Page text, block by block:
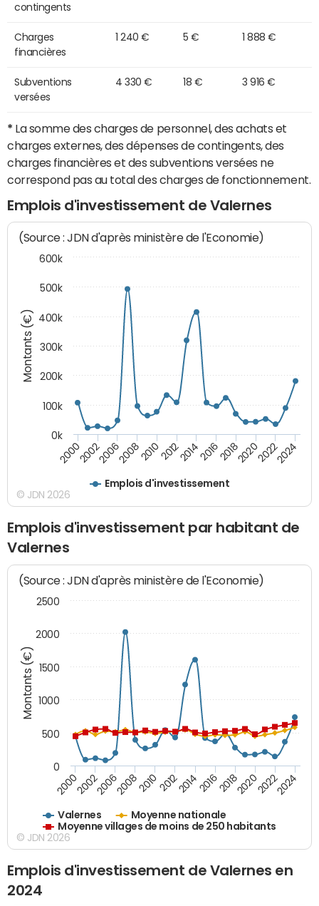
contingents
Charges
financières
1 240 € 5 € 1 888 €
Subventions
versées
4 330 € 18 € 3 916 €
* La somme des charges de personnel, des achats et
charges externes, des dépenses de contingents, des
charges financières et des subventions versées ne
correspond pas au total des charges de fonctionnement.
Emplois d'investissement de Valernes
Montants (€)
(Source : JDN d'après ministère de l'Economie)
Emplois d'investissement
200020022006200820102012201420162018202020222024
0k
100k
200k
300k
400k
500k
600k
© JDN 2026
Emplois d'investissement par habitant de
Valernes
Montants (€)
(Source : JDN d'après ministère de l'Economie)
Valernes
Moyenne nationale
Moyenne villages de moins de 250 habitants
200020022006200820102012201420162018202020222024
0
500
1000
1500
2000
2500
© JDN 2026
Emplois d'investissement de Valernes en
2024